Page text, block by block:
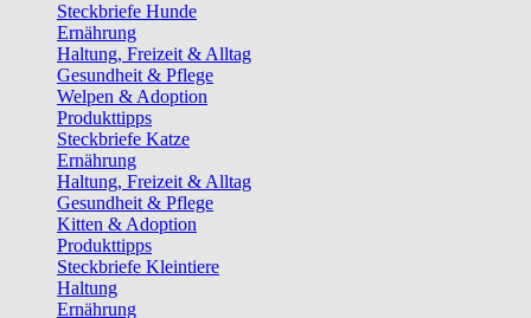
Steckbriefe Hunde
Ernährung
Haltung, Freizeit & Alltag
Gesundheit & Pflege
Welpen & Adoption
Produkttipps
Steckbriefe Katze
Ernährung
Haltung, Freizeit & Alltag
Gesundheit & Pflege
Kitten & Adoption
Produkttipps
Steckbriefe Kleintiere
Haltung
Ernährung